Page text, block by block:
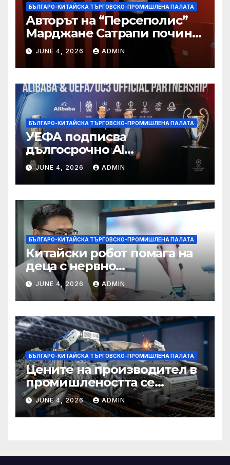
БЪЛГАРО-КИТАЙСКА ТЪРГОВСКО-ПРОМИШЛЕНА ПАЛАТА
Авторът на “Персеполис”
Марджане Сатрапи почина
“от тъга” на 56 години
JUNE 4, 2026 ADMIN
БЪЛГАРО-КИТАЙСКА ТЪРГОВСКО-ПРОМИШЛЕНА ПАЛАТА
УЕФА подписва
дългосрочно AI
партньорство с Alibaba
JUNE 4, 2026 ADMIN
БЪЛГАРО-КИТАЙСКА ТЪРГОВСКО-ПРОМИШЛЕНА ПАЛАТА
Китайски робот помага на
деца с нервно
разстройство да се
изправят за първи път
JUNE 4, 2026 ADMIN
БЪЛГАРО-КИТАЙСКА ТЪРГОВСКО-ПРОМИШЛЕНА ПАЛАТА
Цените на производител в
промишлеността се
понижават с 0,7% в
еврозоната и с 0,5% в ЕС
JUNE 4, 2026 ADMIN